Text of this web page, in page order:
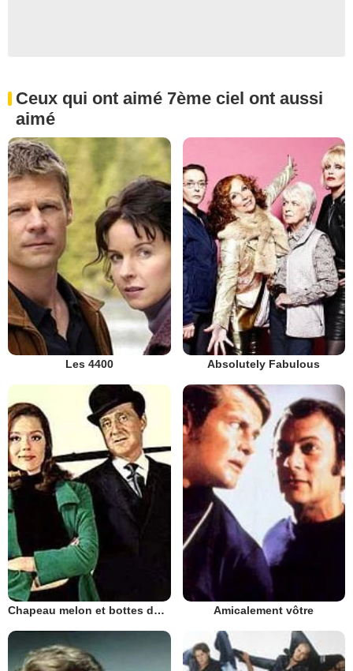
Ceux qui ont aimé 7ème ciel ont aussi
aimé
Les 4400 Absolutely Fabulous
Chapeau melon et bottes de cuir - 1961 Amicalement vôtre